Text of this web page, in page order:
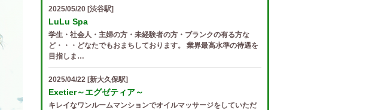
2025/05/20[渋谷駅]
LuLu Spa
学生・社会人・主婦の方・未経験者の方・ブランクの有る方な
ど・・・どなたでもおまちしております。 業界最高水準の待遇を
目指しま…
2025/04/22[新大久保駅]
Exetier～エグゼティア～
キレイなワンルームマンションでオイルマッサージをしていただ